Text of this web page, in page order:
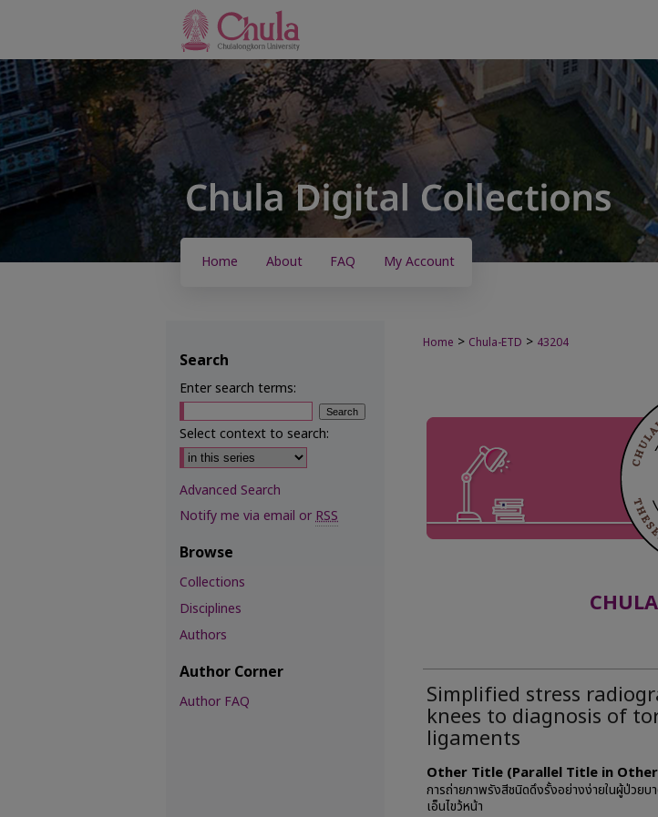
Home About FAQ My Account
Home > Chula-ETD > 43204
Simplified stress
knees to diagnosis of
ligaments
Other Title (Parallel Title in
การถ่ายภาพรังสีชนิดดึงรั้งอย่างง่ายในผู้ป่วยบ
เอ็นไขว้หน้า
Search
Enter search terms:
Select context to search:
Advanced Search
Notify me via email orRSS
Browse
Collections
Disciplines
Authors
Author Corner
Author FAQ